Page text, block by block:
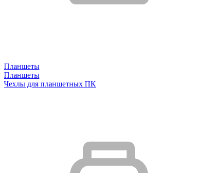
Планшеты
Планшеты
Чехлы для планшетных ПК